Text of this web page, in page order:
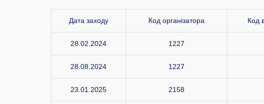
Дата заходу Код організатора Код
28.02.2024 1227
28.08.2024 1227
23.01.2025 2158